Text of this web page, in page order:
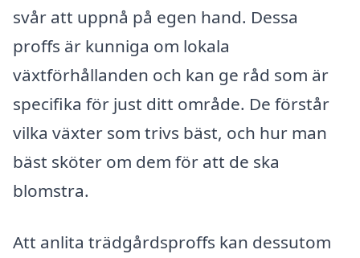
svår att uppnå på egen hand. Dessa
proffs är kunniga om lokala
växtförhållanden och kan ge råd som är
specifika för just ditt område. De förstår
vilka växter som trivs bäst, och hur man
bäst sköter om dem för att de ska
blomstra.
Att anlita trädgårdsproffs kan dessutom